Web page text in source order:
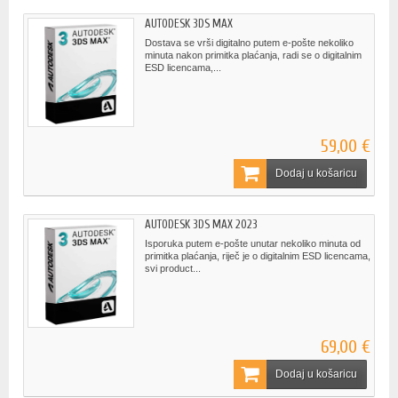
AUTODESK 3DS MAX
Dostava se vrši digitalno putem e-pošte nekoliko
minuta nakon primitka plaćanja, radi se o digitalnim
ESD licencama,...
59,00 €
Dodaj u košaricu
AUTODESK 3DS MAX 2023
Isporuka putem e-pošte unutar nekoliko minuta od
primitka plaćanja, riječ je o digitalnim ESD licencama,
svi product...
69,00 €
Dodaj u košaricu